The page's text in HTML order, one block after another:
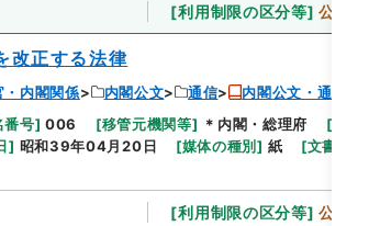
[利用制限の区分等] 公開
改正する法律
・内閣関係 内閣公文 通信
内閣公文・通信、郵
番号] 006 [移管元機関等] ＊内閣・総理府 [
] 昭和39年04月20日 [媒体の種別] 紙 [文書番号
[利用制限の区分等] 公開